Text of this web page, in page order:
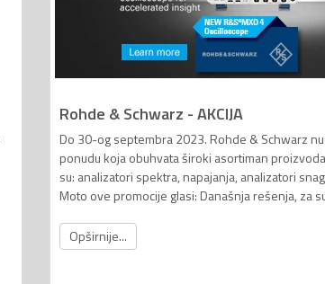
Rohde & Schwarz - AKCIJA
Do 30-og septembra 2023. Rohde & Schwarz
ponudu koja obuhvata široki asortiman
su: analizatori spektra, napajanja, analizatori
Moto ove promocije glasi: Današnja rešenja, za
Opširnije...